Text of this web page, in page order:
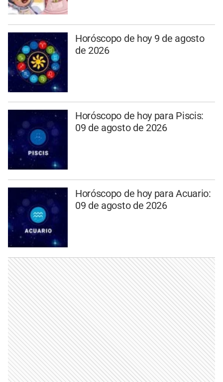
Horóscopo de hoy 9 de agosto
de 2026
Horóscopo de hoy para Piscis:
09 de agosto de 2026
Horóscopo de hoy para Acuario:
09 de agosto de 2026